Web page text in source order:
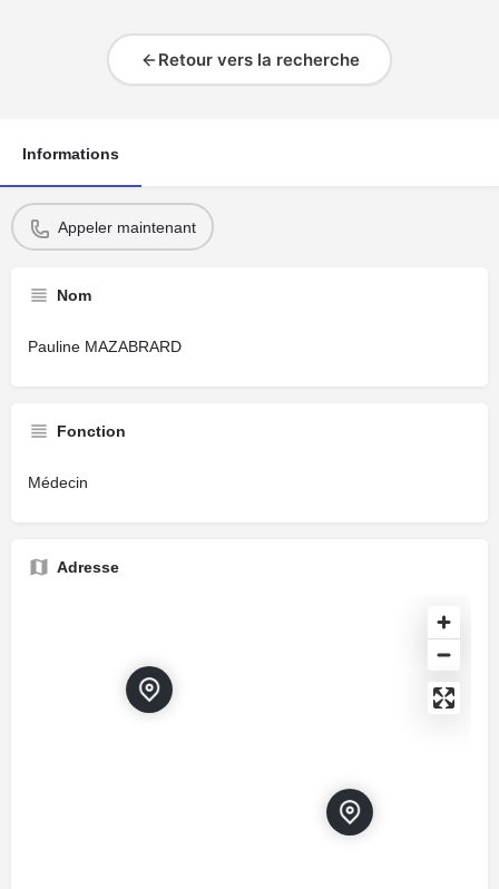
Retour vers la recherche
Informations
Appeler maintenant
Nom
Pauline MAZABRARD
Fonction
Médecin
Adresse